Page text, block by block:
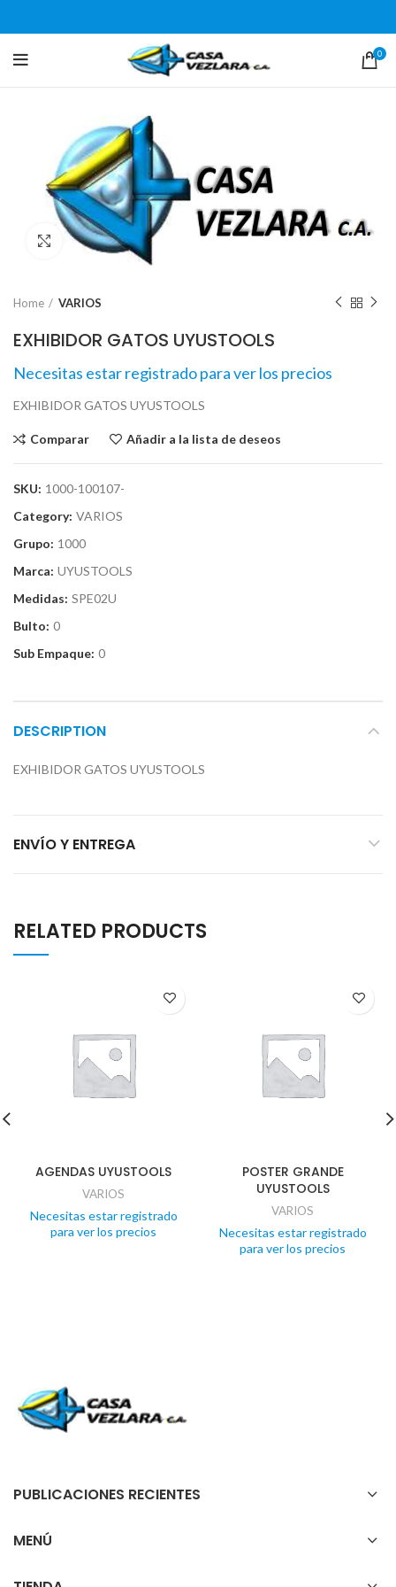
0
Click para agrandar
Home VARIOS
EXHIBIDOR GATOS UYUSTOOLS
Necesitas estar registrado para ver los precios
EXHIBIDOR GATOS UYUSTOOLS
Comparar Añadir a la lista de deseos
SKU: 1000-100107-
Category: VARIOS
Grupo: 1000
Marca: UYUSTOOLS
Medidas: SPE02U
Bulto: 0
Sub Empaque: 0
DESCRIPTION
EXHIBIDOR GATOS UYUSTOOLS
ENVÍO Y ENTREGA
RELATED PRODUCTS
AGENDAS UYUSTOOLS
VARIOS
Necesitas estar registrado
para ver los precios
POSTER GRANDE
UYUSTOOLS
VARIOS
Necesitas estar registrado
para ver los precios
PUBLICACIONES RECIENTES
MENÚ